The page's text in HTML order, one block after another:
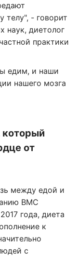
- говорит
наук, диетолог
практики
едим, и наши
нашего мозга
который
от
между едой и
BMC
года, диета
к
с